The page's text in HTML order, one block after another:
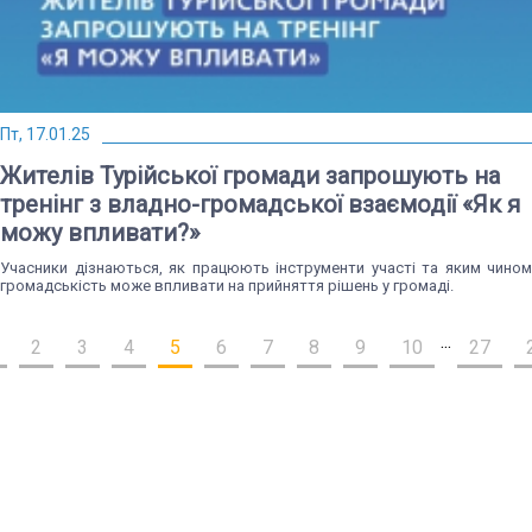
Пт, 17.01.25
Жителів Турійської громади запрошують на
тренінг з владно-громадської взаємодії «Як я
можу впливати?»
Учасники дізнаються, як працюють інструменти участі та яким чином
громадськість може впливати на прийняття рішень у громаді.
2 3 4 5 6 7 8 9 10 ... 27